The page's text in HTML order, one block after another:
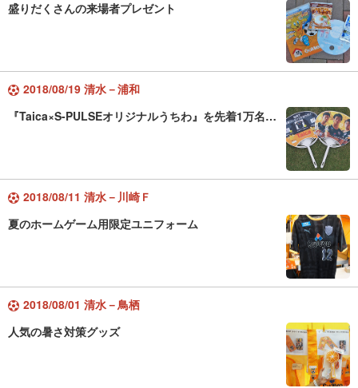
盛りだくさんの来場者プレゼント
2018/08/19 清水－浦和
『Taica×S-PULSEオリジナルうちわ』を先着1万名…
2018/08/11 清水－川崎Ｆ
夏のホームゲーム用限定ユニフォーム
2018/08/01 清水－鳥栖
人気の暑さ対策グッズ